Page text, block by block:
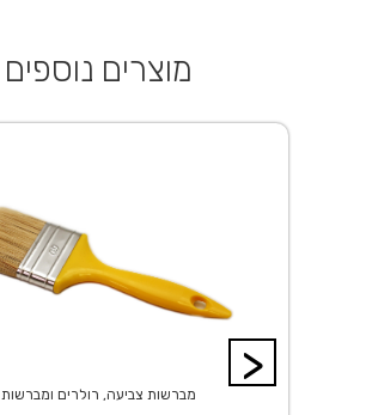
מוצרים נוספים
>
מברשות צביעה, רולרים ומברשות